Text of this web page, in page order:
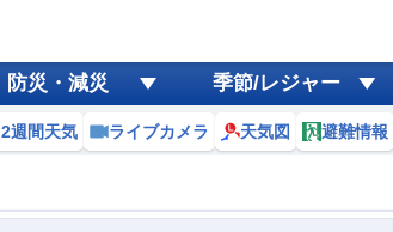
防災・減災 季節/レジャー
2週間天気 ライブカメラ 天気図 避難情報